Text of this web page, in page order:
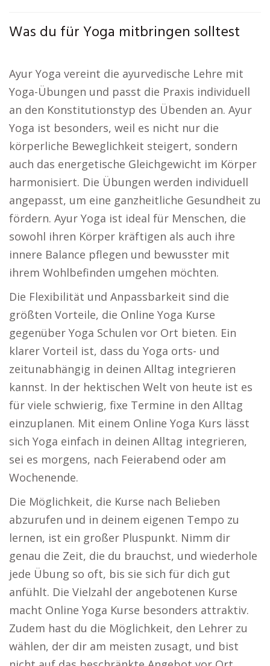
Was du für Yoga mitbringen solltest
Ayur Yoga vereint die ayurvedische Lehre mit
Yoga-Übungen und passt die Praxis individuell
an den Konstitutionstyp des Übenden an. Ayur
Yoga ist besonders, weil es nicht nur die
körperliche Beweglichkeit steigert, sondern
auch das energetische Gleichgewicht im Körper
harmonisiert. Die Übungen werden individuell
angepasst, um eine ganzheitliche Gesundheit zu
fördern. Ayur Yoga ist ideal für Menschen, die
sowohl ihren Körper kräftigen als auch ihre
innere Balance pflegen und bewusster mit
ihrem Wohlbefinden umgehen möchten.
Die Flexibilität und Anpassbarkeit sind die
größten Vorteile, die Online Yoga Kurse
gegenüber Yoga Schulen vor Ort bieten. Ein
klarer Vorteil ist, dass du Yoga orts- und
zeitunabhängig in deinen Alltag integrieren
kannst. In der hektischen Welt von heute ist es
für viele schwierig, fixe Termine in den Alltag
einzuplanen. Mit einem Online Yoga Kurs lässt
sich Yoga einfach in deinen Alltag integrieren,
sei es morgens, nach Feierabend oder am
Wochenende.
Die Möglichkeit, die Kurse nach Belieben
abzurufen und in deinem eigenen Tempo zu
lernen, ist ein großer Pluspunkt. Nimm dir
genau die Zeit, die du brauchst, und wiederhole
jede Übung so oft, bis sie sich für dich gut
anfühlt. Die Vielzahl der angebotenen Kurse
macht Online Yoga Kurse besonders attraktiv.
Zudem hast du die Möglichkeit, den Lehrer zu
wählen, der dir am meisten zusagt, und bist